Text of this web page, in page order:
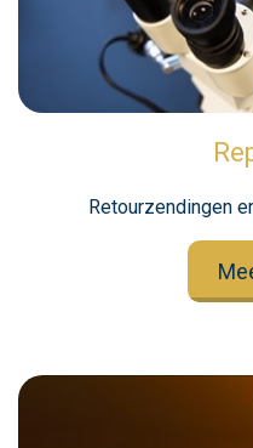
Retourzendingen